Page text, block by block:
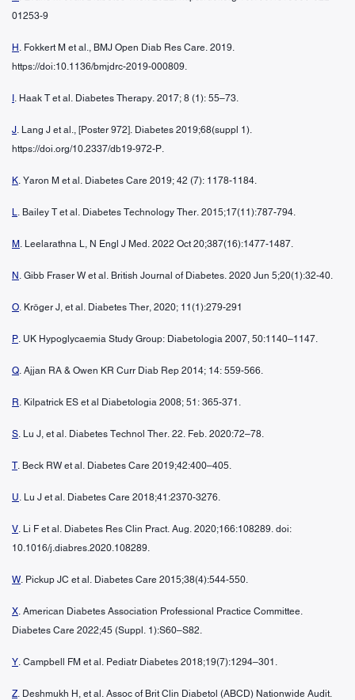
01253-9
H . Fokkert M et al., BMJ Open Diab Res Care. 2019.
https://doi:10.1136/bmjdrc-2019-000809.
. Haak T et al. Diabetes Therapy. 2017; 8 (1): 55–73.
J. Lang J et al., [Poster 972]. Diabetes 2019;68(suppl 1).
https://doi.org/10.2337/db19-972-P.
K. Yaron M et al. Diabetes Care 2019; 42 (7): 1178-1184.
L. Bailey T et al. Diabetes Technology Ther. 2015;17(11):787-794.
M . Leelarathna L, N Engl J Med. 2022 Oct 20;387(16):1477-1487.
N . Gibb Fraser W et al. British Journal of Diabetes. 2020 Jun 5;20(1):32-40.
O. Kröger J, et al. Diabetes Ther, 2020; 11(1):279-291
P. UK Hypoglycaemia Study Group: Diabetologia 2007, 50:1140–1147.
Q. Ajjan RA & Owen KR Curr Diab Rep 2014; 14: 559-566.
R. Kilpatrick ES et al Diabetologia 2008; 51: 365-371.
S. Lu J, et al. Diabetes Technol Ther. 22. Feb. 2020:72–78.
T. Beck RW et al. Diabetes Care 2019;42:400–405.
U. Lu J et al. Diabetes Care 2018;41:2370-3276.
V. Li F et al. Diabetes Res Clin Pract. Aug. 2020;166:108289. doi:
10.1016/j.diabres.2020.108289.
W. Pickup JC et al. Diabetes Care 2015;38(4):544-550.
X. American Diabetes Association Professional Practice Committee.
Diabetes Care 2022;45 (Suppl. 1):S60–S82.
Y. Campbell FM et al. Pediatr Diabetes 2018;19(7):1294–301.
Z. Deshmukh H, et al. Assoc of Brit Clin Diabetol (ABCD) Nationwide Audit.